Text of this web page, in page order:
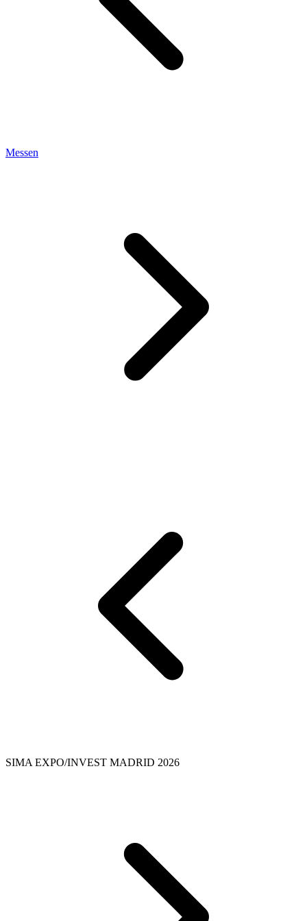
Messen
SIMA EXPO/INVEST MADRID 2026